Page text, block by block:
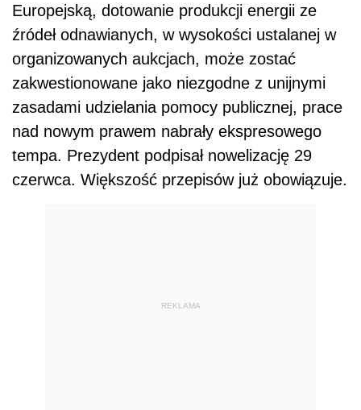
Europejską, dotowanie produkcji energii ze
źródeł odnawianych, w wysokości ustalanej w
organizowanych aukcjach, może zostać
zakwestionowane jako niezgodne z unijnymi
zasadami udzielania pomocy publicznej, prace
nad nowym prawem nabrały ekspresowego
tempa. Prezydent podpisał nowelizację 29
czerwca. Większość przepisów już obowiązuje.
REKLAMA